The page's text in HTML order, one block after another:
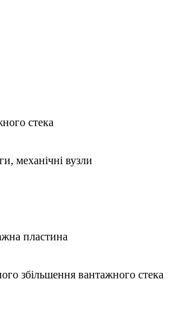
стека
механічні вузли
пластина
збільшення вантажного стека